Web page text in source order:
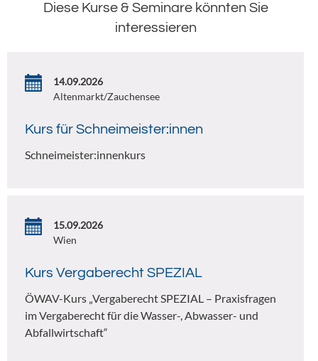
Diese Kurse & Seminare könnten Sie
interessieren
14.09.2026
Altenmarkt/Zauchensee
Kurs für Schneimeister:innen
Schneimeister:innenkurs
15.09.2026
Wien
Kurs Vergaberecht SPEZIAL
ÖWAV-Kurs „Vergaberecht SPEZIAL – Praxisfragen
im Vergaberecht für die Wasser-, Abwasser- und
Abfallwirtschaft“